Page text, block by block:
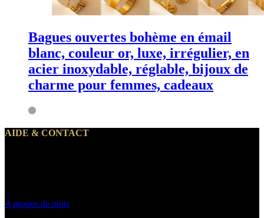
Bagues ouvertes bohème en émail
blanc, couleur or, luxe, irrégulier, en
acier inoxydable, réglable, bijoux de
charme pour femmes, cadeaux
AIDE & CONTACT
À propos de nous